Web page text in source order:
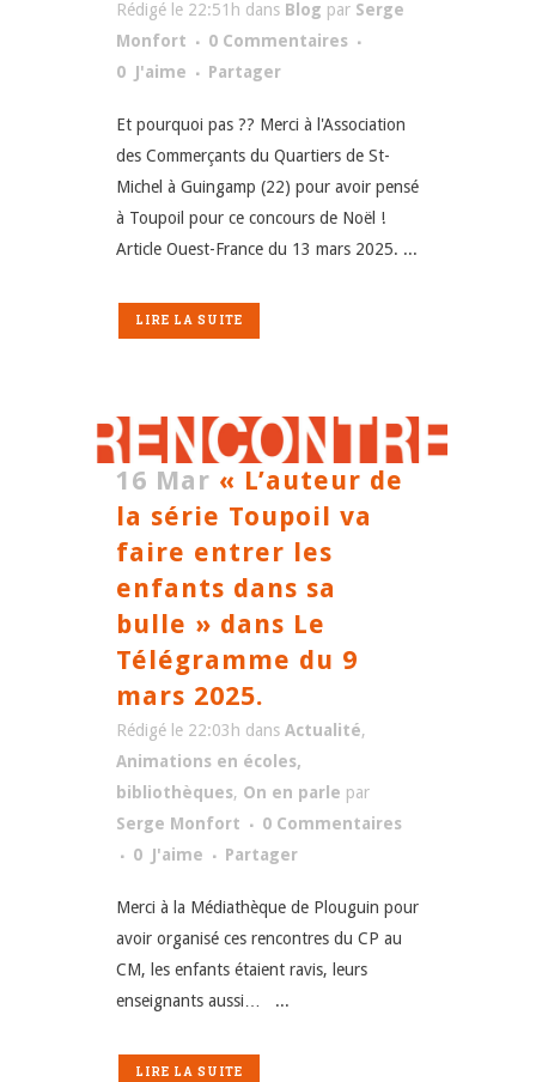
Rédigé le 22:51h dans Blog par Serge
Monfort
0 Commentaires
0 J'aime Partager
Et pourquoi pas ?? Merci à l'Association
des Commerçants du Quartiers de St-
Michel à Guingamp (22) pour avoir pensé
à Toupoil pour ce concours de Noël !
Article Ouest-France du 13 mars 2025. ...
LIRE LA SUITE
16 Mar « L’auteur de
la série Toupoil va
faire entrer les
enfants dans sa
bulle » dans Le
Télégramme du 9
mars 2025.
Rédigé le 22:03h dans Actualité,
Animations en écoles,
bibliothèques, On en parle par
Serge Monfort
0 Commentaires
0 J'aime Partager
Merci à la Médiathèque de Plouguin pour
avoir organisé ces rencontres du CP au
CM, les enfants étaient ravis, leurs
enseignants aussi… ...
LIRE LA SUITE